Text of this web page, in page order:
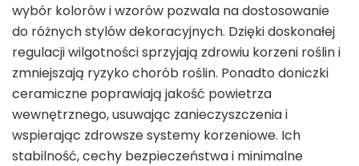
wybór kolorów i wzorów pozwala na dostosowanie
do różnych stylów dekoracyjnych. Dzięki doskonałej
regulacji wilgotności sprzyjają zdrowiu korzeni roślin i
zmniejszają ryzyko chorób roślin. Ponadto doniczki
ceramiczne poprawiają jakość powietrza
wewnętrznego, usuwając zanieczyszczenia i
wspierając zdrowsze systemy korzeniowe. Ich
stabilność, cechy bezpieczeństwa i minimalne